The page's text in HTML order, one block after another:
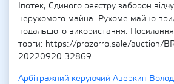
Іпотек, Єдиного реєстру заборон
нерухомого майна. Рухоме майно
подальшого використання.
торги: https://prozorro.sale/auction/
20220920-32869
Арбітражний керуючий Аверкин